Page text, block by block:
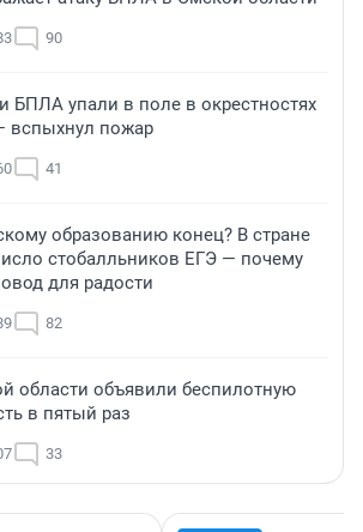
90
БПЛА упали в поле в окрестностях
вспыхнул пожар
41
образованию конец? В стране
стобалльников ЕГЭ — почему
для радости
82
области объявили беспилотную
в пятый раз
33